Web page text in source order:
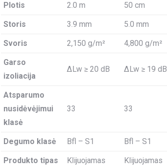
Plotis 2.0 m 50 cm
Storis 3.9 mm 5.0 mm
Svoris 2,150 g/m² 4,800 g/m²
Garso
izoliacija
ΔLw ≥ 20 dB ΔLw ≥ 19 dB
Atsparumo
nusidėvėjimui
klasė
33 33
Degumo klasė Bfl – S1 Bfl – S1
Produkto tipas Klijuojamas Klijuojamas